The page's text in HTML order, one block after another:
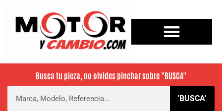
Busca tu pieza, no olvides pinchar sobre "BUSCA"
'BUSCA'